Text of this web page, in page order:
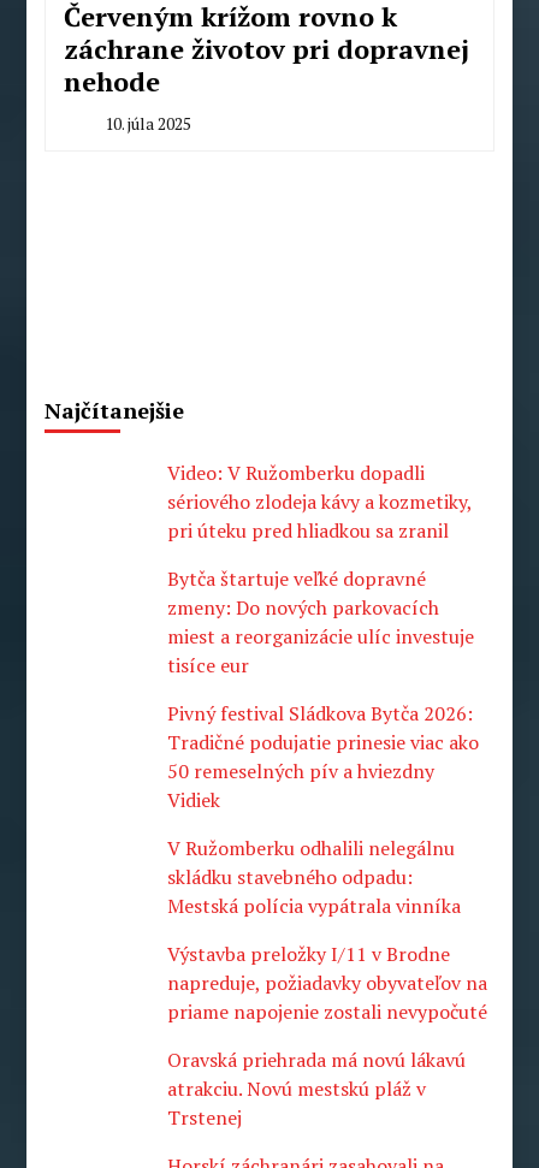
Červeným krížom rovno k
záchrane životov pri dopravnej
nehode
10. júla 2025
Najčítanejšie
Video: V Ružomberku dopadli
sériového zlodeja kávy a kozmetiky,
pri úteku pred hliadkou sa zranil
Bytča štartuje veľké dopravné
zmeny: Do nových parkovacích
miest a reorganizácie ulíc investuje
tisíce eur
Pivný festival Sládkova Bytča 2026:
Tradičné podujatie prinesie viac ako
50 remeselných pív a hviezdny
Vidiek
V Ružomberku odhalili nelegálnu
skládku stavebného odpadu:
Mestská polícia vypátrala vinníka
Výstavba preložky I/11 v Brodne
napreduje, požiadavky obyvateľov na
priame napojenie zostali nevypočuté
Oravská priehrada má novú lákavú
atrakciu. Novú mestskú pláž v
Trstenej